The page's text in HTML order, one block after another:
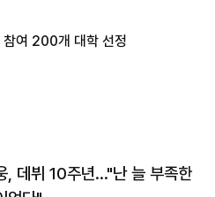
여 200개 대학 선정
, 데뷔 10주년…"난 늘 부족한